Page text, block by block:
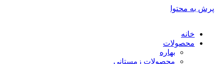
پرش به محتوا
خانه
محصولات
بهاره
محصولات زمستانی